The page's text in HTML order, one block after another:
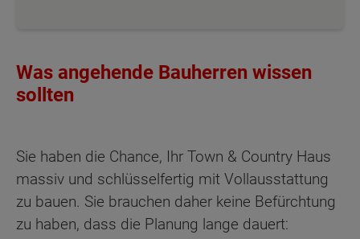
Was angehende Bauherren wissen
sollten
Sie haben die Chance, Ihr Town & Country Haus
massiv und schlüsselfertig mit Vollausstattung
zu bauen. Sie brauchen daher keine Befürchtung
zu haben, dass die Planung lange dauert: